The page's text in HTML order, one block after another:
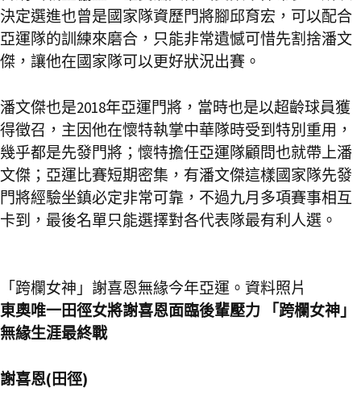
決定選進也曾是國家隊資歷門將腳邱育宏，可以配合
亞運隊的訓練來磨合，只能非常遺憾可惜先割捨潘文
傑，讓他在國家隊可以更好狀況出賽。
潘文傑也是2018年亞運門將，當時也是以超齡球員獲
得徵召，主因他在懷特執掌中華隊時受到特別重用，
幾乎都是先發門將；懷特擔任亞運隊顧問也就帶上潘
文傑；亞運比賽短期密集，有潘文傑這樣國家隊先發
門將經驗坐鎮必定非常可靠，不過九月多項賽事相互
卡到，最後名單只能選擇對各代表隊最有利人選。
「跨欄女神」謝喜恩無緣今年亞運。資料照片
東奧唯一田徑女將謝喜恩面臨後輩壓力 「跨欄女神」
無緣生涯最終戰
謝喜恩(田徑)